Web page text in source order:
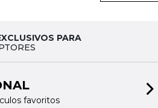
PARA
favoritos